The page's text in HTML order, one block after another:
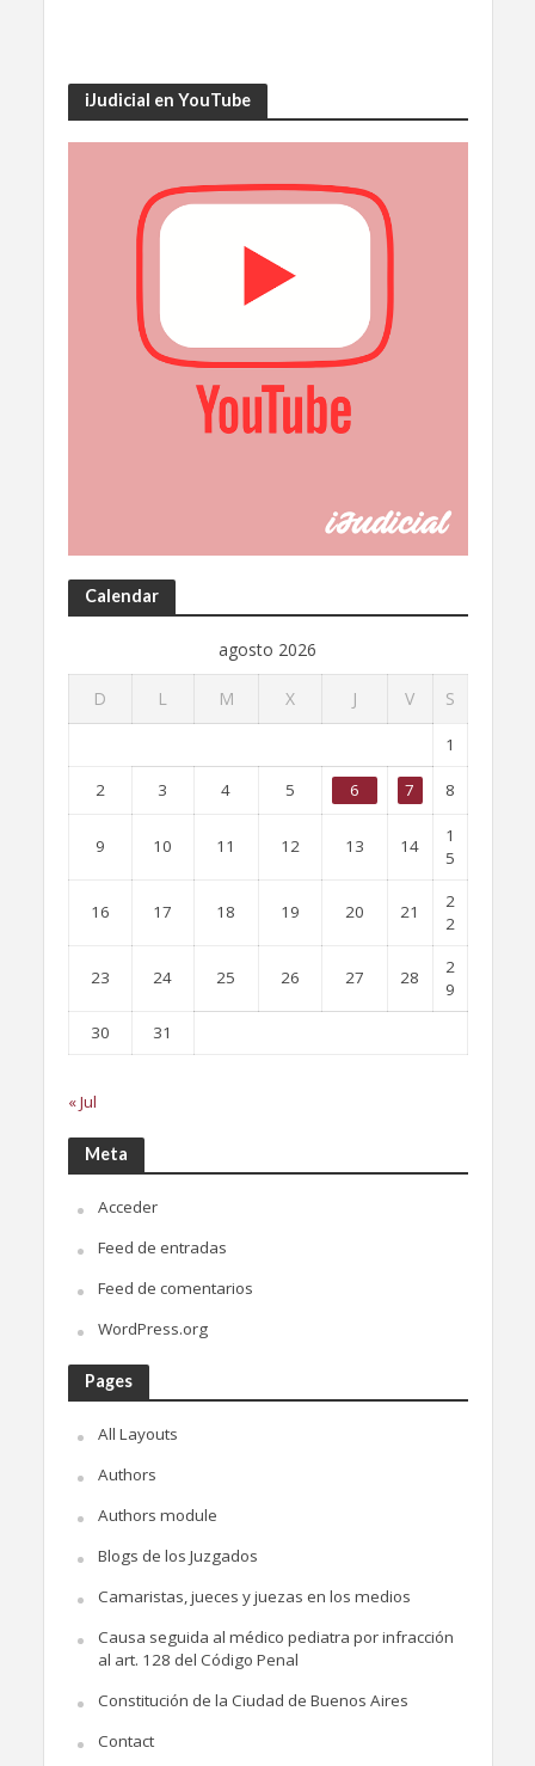
iJudicial en YouTube
Calendar
agosto 2026
D L M X J V S
1
2 3 4 5 6 7 8
9 10 11 12 13 14
1
5
16 17 18 19 20 21
2
2
23 24 25 26 27 28
2
9
30
31
« Jul
Meta
Acceder
Feed de entradas
Feed de comentarios
WordPress.org
Pages
All Layouts
Authors
Authors module
Blogs de los Juzgados
Camaristas, jueces y juezas en los medios
Causa seguida al médico pediatra por infracción
al art. 128 del Código Penal
Constitución de la Ciudad de Buenos Aires
Contact